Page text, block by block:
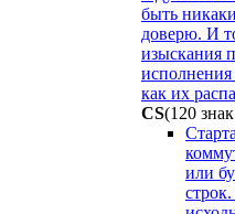
быть
доверю. И
изыскания
исполнения
как их
CS(120
или